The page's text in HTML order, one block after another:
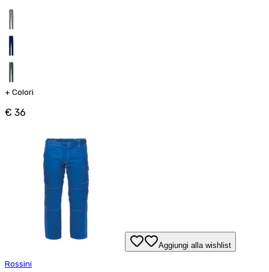
+ Colori
€ 36
Aggiungi alla wishlist
Rossini